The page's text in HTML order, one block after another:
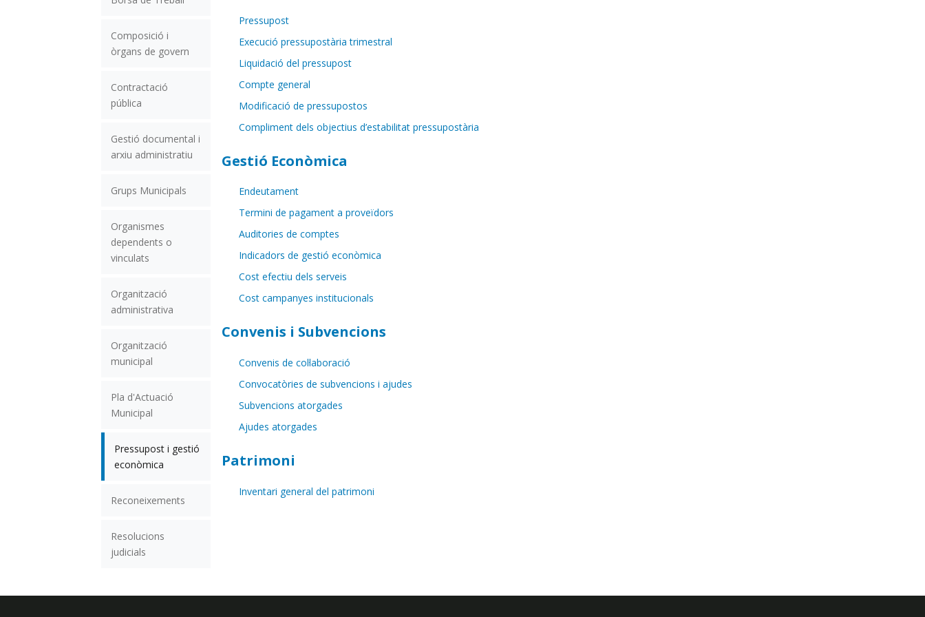
Composició i
òrgans de govern
Contractació
pública
Gestió documental i
arxiu administratiu
Grups Municipals
Organismes
dependents o
vinculats
Organització
administrativa
Organització
municipal
Pla d'Actuació
Municipal
Pressupost i gestió
econòmica
Reconeixements
Resolucions
judicials
Pressupost
Execució pressupostària trimestral
Liquidació del pressupost
Compte general
Modificació de pressupostos
Compliment dels objectius d’estabilitat pressupostària
Gestió Econòmica
Endeutament
Termini de pagament a proveïdors
Auditories de comptes
Indicadors de gestió econòmica
Cost efectiu dels serveis
Cost campanyes institucionals
Convenis i Subvencions
Convenis de col·laboració
Convocatòries de subvencions i ajudes
Subvencions atorgades
Ajudes atorgades
Patrimoni
Inventari general del patrimoni